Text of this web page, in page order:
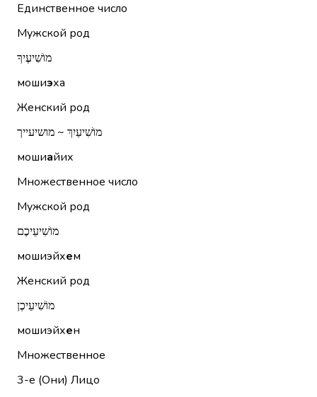
Единственное число
Мужской род
מוֹשִׁיעֶיךָ
мошиэха
Женский род
מוֹשִׁיעַיִךְ ~ מושיעייך
мошиайих
Множественное число
Мужской род
מוֹשִׁיעֵיכֶם
мошиэйхем
Женский род
מוֹשִׁיעֵיכֶן
мошиэйхен
Множественное
3-е (Они) Лицо